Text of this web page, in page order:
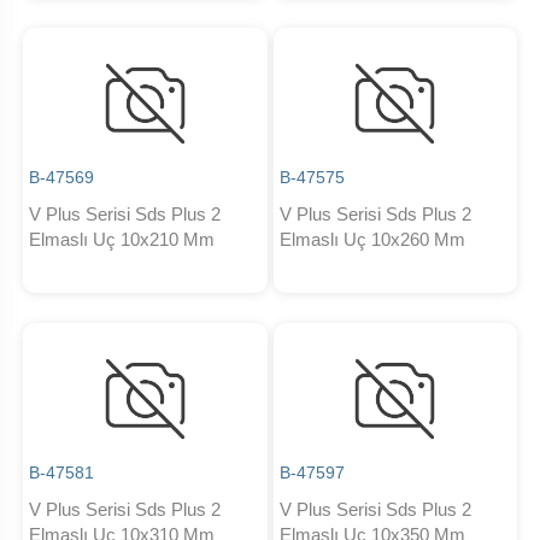
B-47569
V Plus Serisi Sds Plus 2
Elmaslı Uç 10x210 Mm
B-47575
V Plus Serisi Sds Plus 2
Elmaslı Uç 10x260 Mm
B-47581
V Plus Serisi Sds Plus 2
Elmaslı Uç 10x310 Mm
B-47597
V Plus Serisi Sds Plus 2
Elmaslı Uç 10x350 Mm